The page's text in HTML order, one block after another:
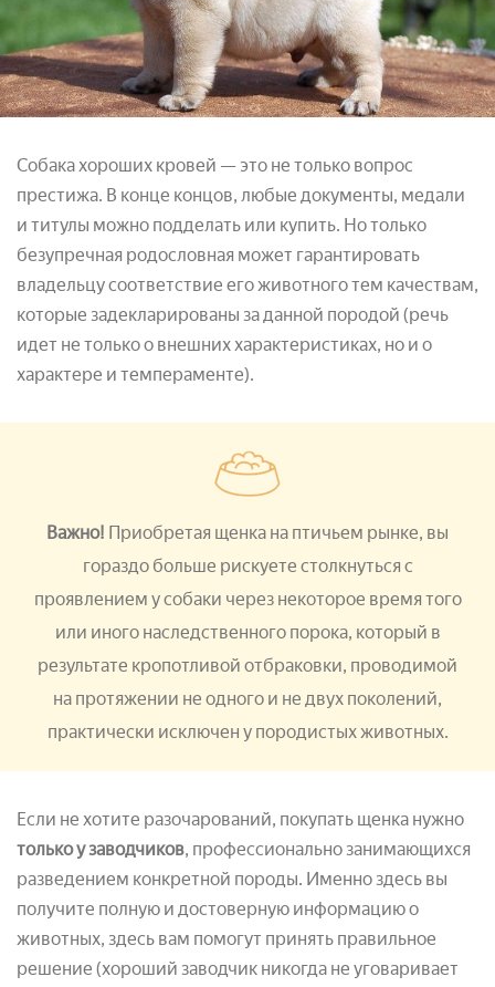
Собака хороших кровей — это не только вопрос
престижа. В конце концов, любые документы, медали
и титулы можно подделать или купить. Но только
безупречная родословная может гарантировать
владельцу соответствие его животного тем качествам,
которые задекларированы за данной породой (речь
идет не только о внешних характеристиках, но и о
характере и темпераменте).
Важно! Приобретая щенка на птичьем рынке, вы
гораздо больше рискуете столкнуться с
проявлением у собаки через некоторое время того
или иного наследственного порока, который в
результате кропотливой отбраковки, проводимой
на протяжении не одного и не двух поколений,
практически исключен у породистых животных.
Если не хотите разочарований, покупать щенка нужно
только у заводчиков, профессионально занимающихся
разведением конкретной породы. Именно здесь вы
получите полную и достоверную информацию о
животных, здесь вам помогут принять правильное
решение (хороший заводчик никогда не уговаривает